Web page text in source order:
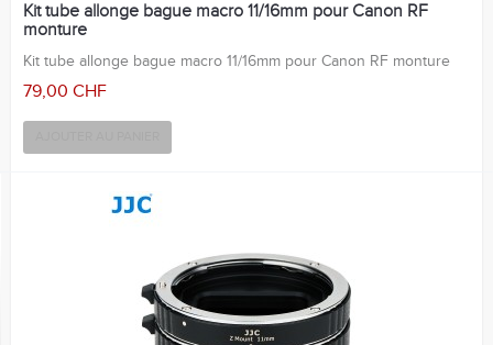
Kit tube allonge bague macro 11/16mm pour Canon RF
monture
Kit tube allonge bague macro 11/16mm pour Canon RF monture
79,00 CHF